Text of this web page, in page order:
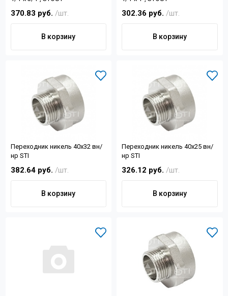
370.83 руб. /шт.
В корзину
302.36 руб. /шт.
В корзину
Переходник никель 40х32 вн/
нр STI
382.64 руб. /шт.
В корзину
Переходник никель 40х25 вн/
нр STI
326.12 руб. /шт.
В корзину